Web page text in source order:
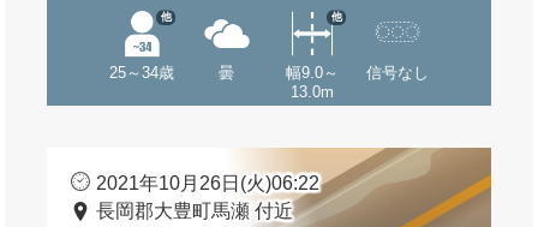
25～34歳
他
曇
幅9.0～
13.0m
他
信号なし
2021年10月26日(火)06:22
長岡郡大豊町馬瀬 付近